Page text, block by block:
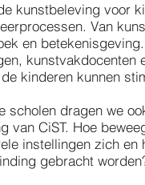
kunstbeleving voor
Van
en
kunstvakdocenten
kinderen kunnen
scholen dragen we
van CiST. Hoe
instellingen zich en
gebracht